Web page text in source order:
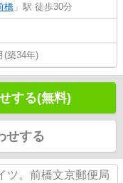
橋 」駅 徒歩30分
(築34年)
する(無料)
せする
ツ。前橋文京郵便局